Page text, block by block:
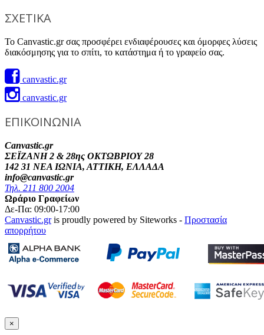
ΣΧΕΤΙΚΑ
Το Canvastic.gr σας προσφέρει ενδιαφέρουσες και όμορφες λύσεις
διακόσμησης για το σπίτι, το κατάστημα ή το γραφείο σας.
canvastic.gr
canvastic.gr
ΕΠΙΚΟΙΝΩΝΙΑ
Canvastic.gr
ΣΕΪΖΑΝΗ 2 & 28ης ΟΚΤΩΒΡΙΟΥ 28
142 31 ΝΕΑ ΙΩΝΙΑ, ΑΤΤΙΚΗ, ΕΛΛΑΔΑ
info@canvastic.gr
Τηλ. 211 800 2004
Ωράριο Γραφείων
Δε-Πα: 09:00-17:00
Canvastic.gris proudly powered by Siteworks - Προστασία
απορρήτου
×